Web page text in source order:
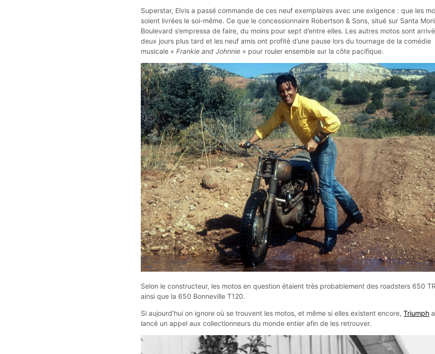
Superstar, Elvis a passé commande de ces neuf exemplaires avec une exigence : que les
soient livrées le soi-même. Ce que le concessionnaire Robertson & Sons, situé sur Santa
Boulevard s’empressa de faire, du moins pour sept d’entre elles. Les autres motos sont
deux jours plus tard et les neuf amis ont profité d’une pause lors du tournage de la comédie
musicale «Frankie and Johnnie » pour rouler ensemble sur la côte pacifique.
Selon le constructeur, les motos en question étaient très probablement des roadsters 650
ainsi que la 650 Bonneville T120.
Si aujourd’hui on ignore où se trouvent les motos, et même si elles existent encore,Triumph a
lancé un appel aux collectionneurs du monde entier afin de les retrouver.